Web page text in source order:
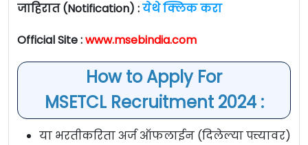
जाहिरात (Notification) :येथे क्लिक करा
Official Site :www.msebindia.com
How to Apply For
MSETCL Recruitment 2024 :
या भरतीकरिता अर्ज ऑफलाईन (दिलेल्या पत्त्यावर)